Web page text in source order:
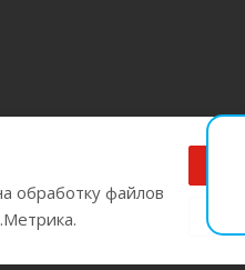
обработку файлов